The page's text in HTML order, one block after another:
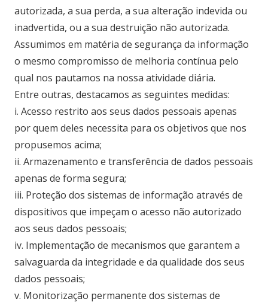
autorizada, a sua perda, a sua alteração indevida ou
inadvertida, ou a sua destruição não autorizada.
Assumimos em matéria de segurança da informação
o mesmo compromisso de melhoria contínua pelo
qual nos pautamos na nossa atividade diária.
Entre outras, destacamos as seguintes medidas:
i. Acesso restrito aos seus dados pessoais apenas
por quem deles necessita para os objetivos que nos
propusemos acima;
ii. Armazenamento e transferência de dados pessoais
apenas de forma segura;
iii. Proteção dos sistemas de informação através de
dispositivos que impeçam o acesso não autorizado
aos seus dados pessoais;
iv. Implementação de mecanismos que garantem a
salvaguarda da integridade e da qualidade dos seus
dados pessoais;
v. Monitorização permanente dos sistemas de